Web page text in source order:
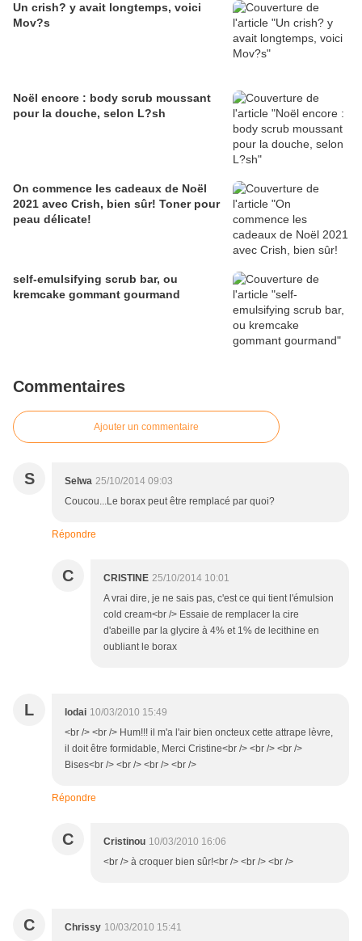
Un crish? y avait longtemps, voici
Mov?s
Noël encore : body scrub moussant
pour la douche, selon L?sh
On commence les cadeaux de Noël
2021 avec Crish, bien sûr! Toner pour
peau délicate!
self-emulsifying scrub bar, ou
kremcake gommant gourmand
Commentaires
Ajouter un commentaire
S Selwa 25/10/2014 09:03
Coucou...Le borax peut être remplacé par quoi?
Répondre
C CRISTINE 25/10/2014 10:01
A vrai dire, je ne sais pas, c'est ce qui tient l'émulsion
cold cream<br /> Essaie de remplacer la cire
d'abeille par la glycire à 4% et 1% de lecithine en
oubliant le borax
L lodai 10/03/2010 15:49
<br /> <br /> Hum!!! il m'a l'air bien oncteux cette attrape lèvre,
il doit être formidable, Merci Cristine<br /> <br /> <br />
Bises<br /> <br /> <br /> <br />
Répondre
C Cristinou 10/03/2010 16:06
<br /> à croquer bien sûr!<br /> <br /> <br />
C Chrissy 10/03/2010 15:41